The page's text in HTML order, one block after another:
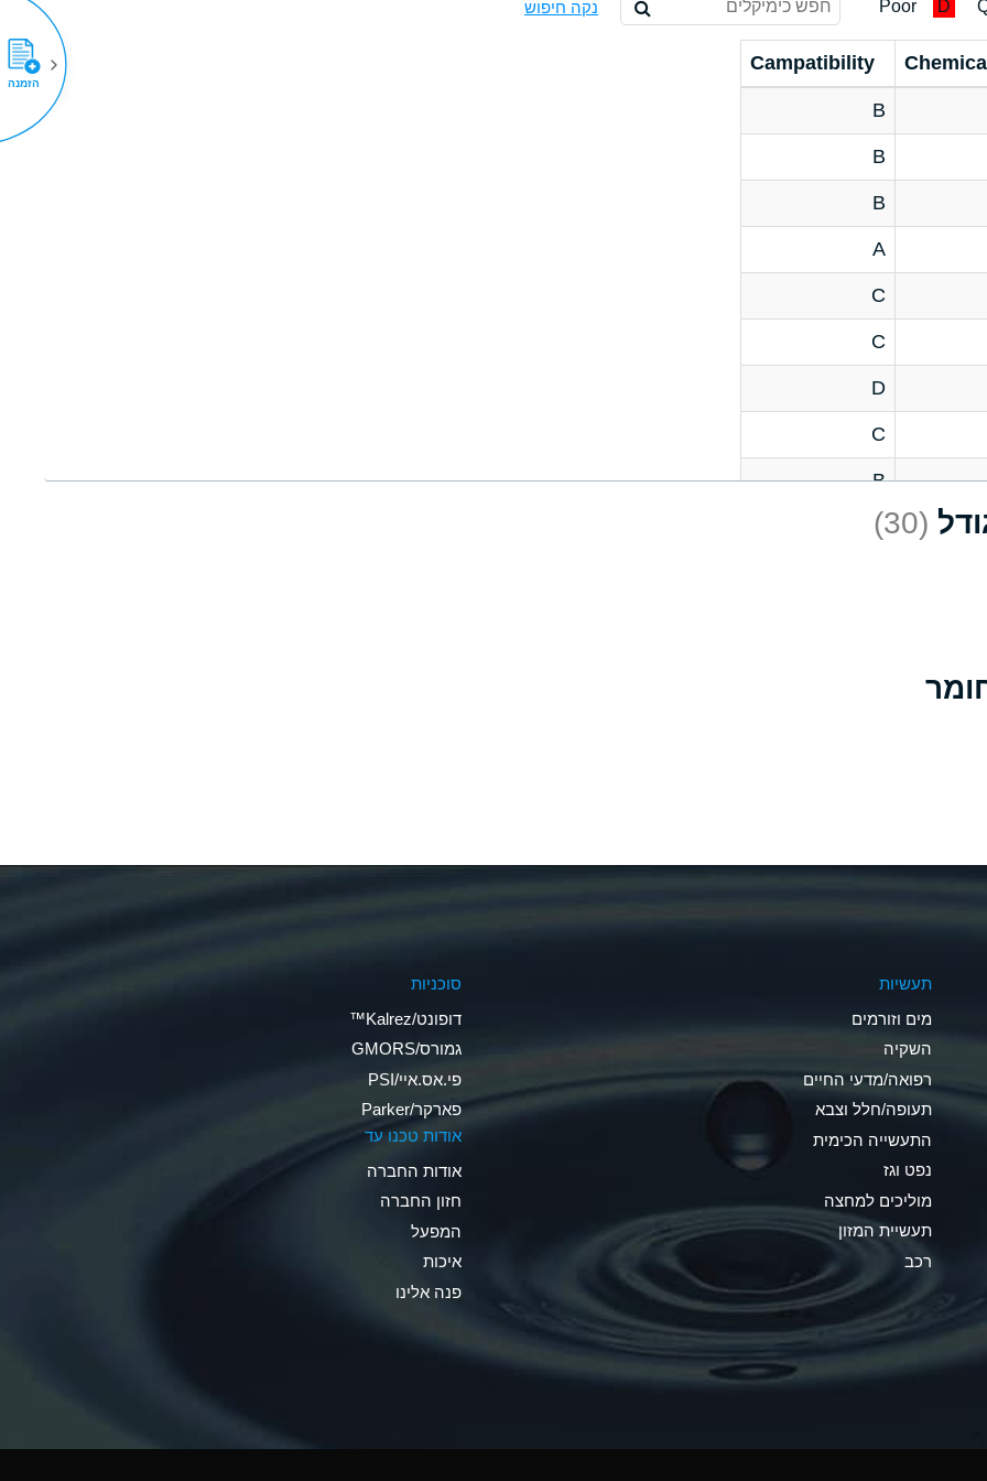
D
Poor נקה חיפוש
Chemical
Campatibility
B
B
B
A
C
C
D
C
B
D
C
A
*
A
B
(30)
תעשיות
מים וזורמים
השקיה
רפואה/מדעי החיים
תעופה/חלל וצבא
התעשייה הכימית
נפט וגז
מוליכים למחצה
תעשיית המזון
רכב
סוכניות
דופונט/Kalrez™
גמורס/GMORS
פי.אס.איי/PSI
פארקר/Parker
אודות טכנו עד
אודות החברה
חזון החברה
המפעל
איכות
פנה אלינו
הזמנה